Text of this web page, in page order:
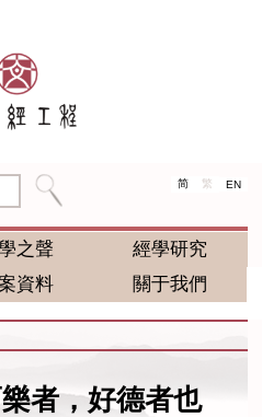
简 繁 EN
之聲
經學研究
資料 關于我們
者，好德者也